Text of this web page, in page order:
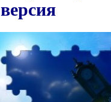
версия